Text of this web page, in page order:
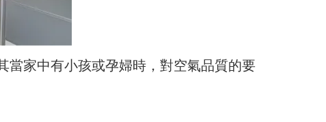
當家中有小孩或孕婦時，對空氣品質的要